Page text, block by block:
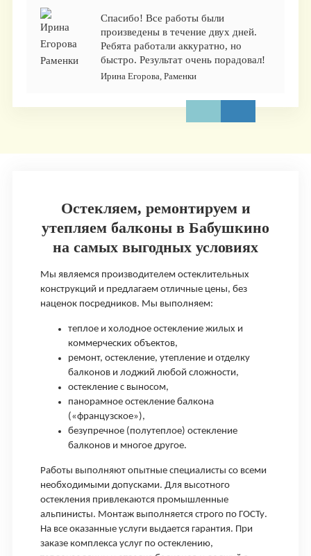
Спасибо! Все работы были
произведены в течение двух дней.
Ребята работали аккуратно, но
быстро. Результат очень порадовал!
Ирина Егорова, Раменки
Остекляем, ремонтируем и
утепляем балконы в Бабушкино
на самых выгодных условиях
Мы являемся производителем остеклительных
конструкций и предлагаем отличные цены, без
наценок посредников. Мы выполняем:
теплое и холодное остекление жилых и
коммерческих объектов,
ремонт, остекление, утепление и отделку
балконов и лоджий любой сложности,
остекление с выносом,
панорамное остекление балкона
(«французское»),
безупречное (полутеплое) остекление
балконов и многое другое.
Работы выполняют опытные специалисты со всеми
необходимыми допусками. Для высотного
остекления привлекаются промышленные
альпинисты. Монтаж выполняется строго по ГОСТу.
На все оказанные услуги выдается гарантия. При
заказе комплекса услуг по остеклению,